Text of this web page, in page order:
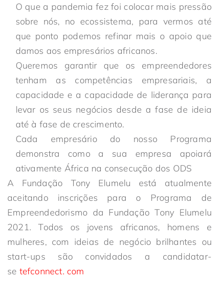
O que a pandemia fez foi colocar mais pressão
sobre nós, no ecossistema, para vermos até
que ponto podemos refinar mais o apoio que
damos aos empresários africanos.
Queremos garantir que os empreendedores
tenham as competências empresariais, a
capacidade e a capacidade de liderança para
levar os seus negócios desde a fase de ideia
até à fase de crescimento.
Cada empresário do nosso Programa
demonstra como a sua empresa apoiará
ativamente África na consecução dos ODS
A Fundação Tony Elumelu está atualmente
aceitando inscrições para o Programa de
Empreendedorismo da Fundação Tony Elumelu
2021. Todos os jovens africanos, homens e
mulheres, com ideias de negócio brilhantes ou
start-ups são convidados a candidatar-
se tefconnect. com